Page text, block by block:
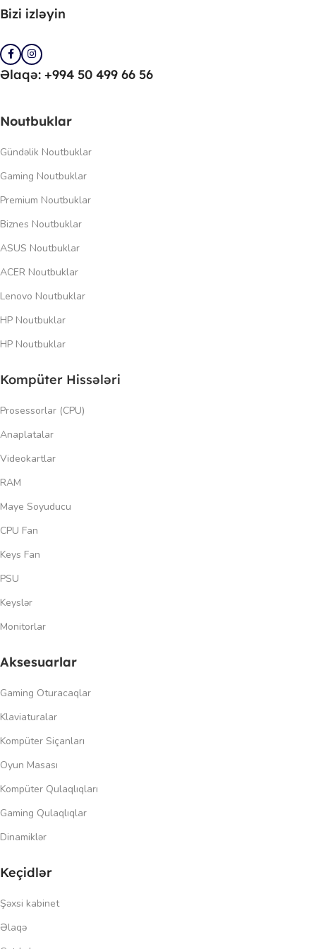
Bizi izləyin
Əlaqə: +994 50 499 66 56
Noutbuklar
Gündəlik Noutbuklar
Gaming Noutbuklar
Premium Noutbuklar
Biznes Noutbuklar
ASUS Noutbuklar
ACER Noutbuklar
Lenovo Noutbuklar
HP Noutbuklar
HP Noutbuklar
Kompüter Hissələri
Prosessorlar (CPU)
Anaplatalar
Videokartlar
RAM
Maye Soyuducu
CPU Fan
Keys Fan
PSU
Keyslər
Monitorlar
Aksesuarlar
Gaming Oturacaqlar
Klaviaturalar
Kompüter Siçanları
Oyun Masası
Kompüter Qulaqlıqları
Gaming Qulaqlıqlar
Dinamiklər
Keçidlər
Şəxsi kabinet
Əlaqə